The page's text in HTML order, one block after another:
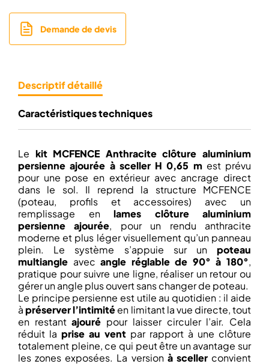
Demande de devis
Descriptif détaillé
Caractéristiques techniques
Le kit MCFENCE Anthracite clôture aluminium
persienne ajourée à sceller H 0,65 mest prévu
pour une pose en extérieur avec ancrage direct
dans le sol. Il reprend la structure MCFENCE
(poteau, profils et accessoires) avec un
remplissage en lames clôture aluminium
persienne ajourée, pour un rendu anthracite
moderne et plus léger visuellement qu’un panneau
plein. Le système s’appuie sur un poteau
multiangle avecangle réglable de 90° à 180°,
pratique pour suivre une ligne, réaliser un retour ou
gérer un angle plus ouvert sans changer de poteau.
Le principe persienne est utile au quotidien : il aide
àpréserver l’intimitéen limitant la vue directe, tout
en restantajouré pour laisser circuler l’air. Cela
réduit la prise au vent par rapport à une clôture
totalement pleine, ce qui peut être un avantage sur
les zones exposées. La version à scellerconvient